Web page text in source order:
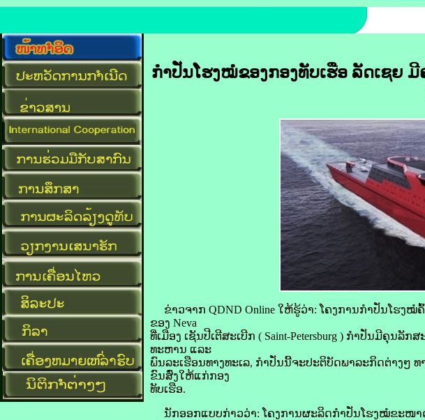
ກໍາປັ່ນໂຮງໝໍຂອງ​ກອງທັບ​ເຮືອ ລັດ​ເຊຍ
ຂ່າວຈາກ QDND Online ໃຫ້ຮູ້ວ່າ: ໂຄງການກໍາປັ່ນໂຮງ
ຂອງ Neva
ທີ່ເມືອງ ເຊັນປີເຕີສະເບີກ ( Saint-Petersburg ) ກຳປັ່ນມີຄຸນ
ທະຫານ ແລະ
ພົນລະເຮືອນທາງທະເລ, ກໍາປັ່ນນີ້ຈະປະຕິບັດພາລະກິດຕ່າງໆ
ຂົນສົ່ງໃຫ້ແກ່ກອງ
ທັບເຮືອ.
ນັກອອກແບບກ່າວວ່າ: ໂຄງການຜະລິດກໍາປັ່ນໂຮງໝໍຂະໜ